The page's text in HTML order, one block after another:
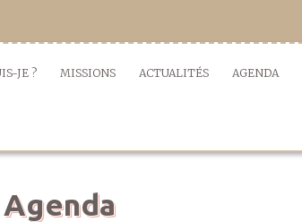
JE ? MISSIONS ACTUALITÉS AGENDA
Agenda